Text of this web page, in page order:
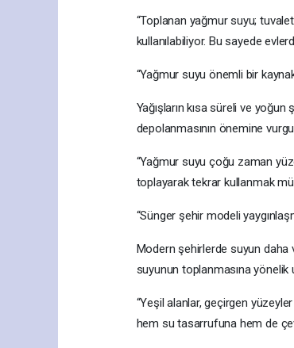
“Toplanan yağmur suyu;
kullanılabiliyor. Bu sayede
“Yağmur suyu önemli bir
Yağışların kısa süreli ve
depolanmasının önemine vurgu
“Yağmur suyu çoğu zaman
toplayarak tekrar kullanmak
“Sünger şehir modeli
Modern şehirlerde suyun daha
suyunun toplanmasına yönelik
“Yeşil alanlar, geçirgen
hem su tasarrufuna hem de